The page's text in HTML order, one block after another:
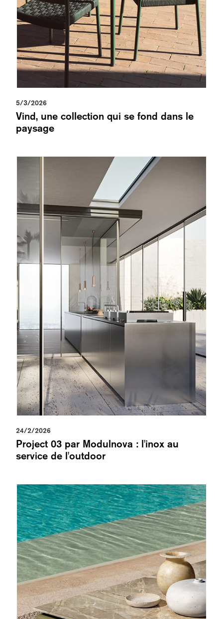
5/3/2026
Vind, une collection qui se fond dans le
paysage
24/2/2026
Project 03 par Modulnova : l'inox au
service de l'outdoor